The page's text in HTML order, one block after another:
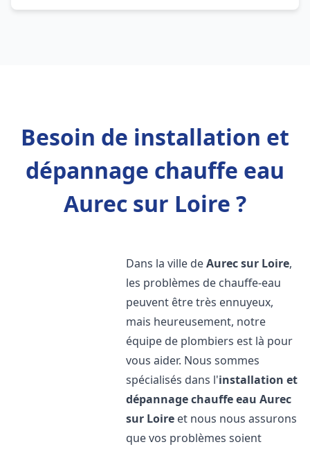
Besoin de installation et
dépannage chauffe eau
Aurec sur Loire ?
Dans la ville deAurec sur Loire,
les problèmes de chauffe-eau
peuvent être très ennuyeux,
mais heureusement, notre
équipe de plombiers est là pour
vous aider. Nous sommes
spécialisés dans l'installation et
dépannage chauffe eau Aurec
sur Loire et nous nous assurons
que vos problèmes soient